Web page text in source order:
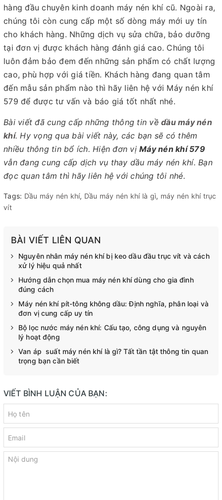
hàng đầu chuyên kinh doanh máy nén khí cũ. Ngoài ra,
chúng tôi còn cung cấp một số dòng máy mới uy tín
cho khách hàng. Những dịch vụ sửa chữa, bảo dưỡng
tại đơn vị được khách hàng đánh giá cao. Chúng tôi
luôn đảm bảo đem đến những sản phẩm có chất lượng
cao, phù hợp với giá tiền. Khách hàng đang quan tâm
đến mẫu sản phẩm nào thì hãy liên hệ với Máy nén khí
579 để được tư vấn và báo giá tốt nhất nhé.
Bài viết đã cung cấp những thông tin về dầu máy nén
khí. Hy vọng qua bài viết này, các bạn sẽ có thêm
nhiều thông tin bổ ích. Hiện đơn vị Máy nén khí 579
vẫn đang cung cấp dịch vụ thay dầu máy nén khí. Bạn
đọc quan tâm thì hãy liên hệ với chúng tôi nhé.
Tags: Dầu máy nén khí, Dầu máy nén khí là gì, máy nén khí trục
vít
BÀI VIẾT LIÊN QUAN
Nguyên nhân máy nén khí bị keo dầu đầu trục vít và cách
xử lý hiệu quả nhất
Hướng dẫn chọn mua máy nén khí dùng cho gia đình
đúng cách
Máy nén khí pít-tông không dầu: Định nghĩa, phân loại và
đơn vị cung cấp uy tín
Bộ lọc nước máy nén khí: Cấu tạo, công dụng và nguyên
lý hoạt động
Van áp suất máy nén khí là gì? Tất tần tật thông tin quan
trọng bạn cần biết
VIẾT BÌNH LUẬN CỦA BẠN: